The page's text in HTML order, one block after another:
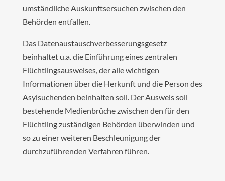
umständliche Auskunftsersuchen zwischen den
Behörden entfallen.
Das Datenaustauschverbesserungsgesetz
beinhaltet u.a. die Einführung eines zentralen
Flüchtlingsausweises, der alle wichtigen
Informationen über die Herkunft und die Person des
Asylsuchenden beinhalten soll. Der Ausweis soll
bestehende Medienbrüche zwischen den für den
Flüchtling zuständigen Behörden überwinden und
so zu einer weiteren Beschleunigung der
durchzuführenden Verfahren führen.